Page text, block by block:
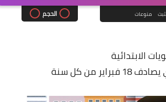
منوعات الحجم
الابتدائية
من كل سنة